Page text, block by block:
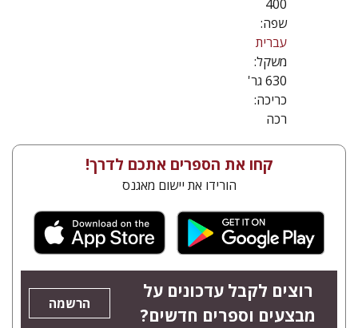
400
שפה:
עברית
משקל:
630 גר'
כריכה:
רכה
קחו את הספרים אתכם לדרך!
הורידו את יישום מאגנס
רוצים לקבל עדכונים על
מבצעים וספרים חדשים?
הרשמה